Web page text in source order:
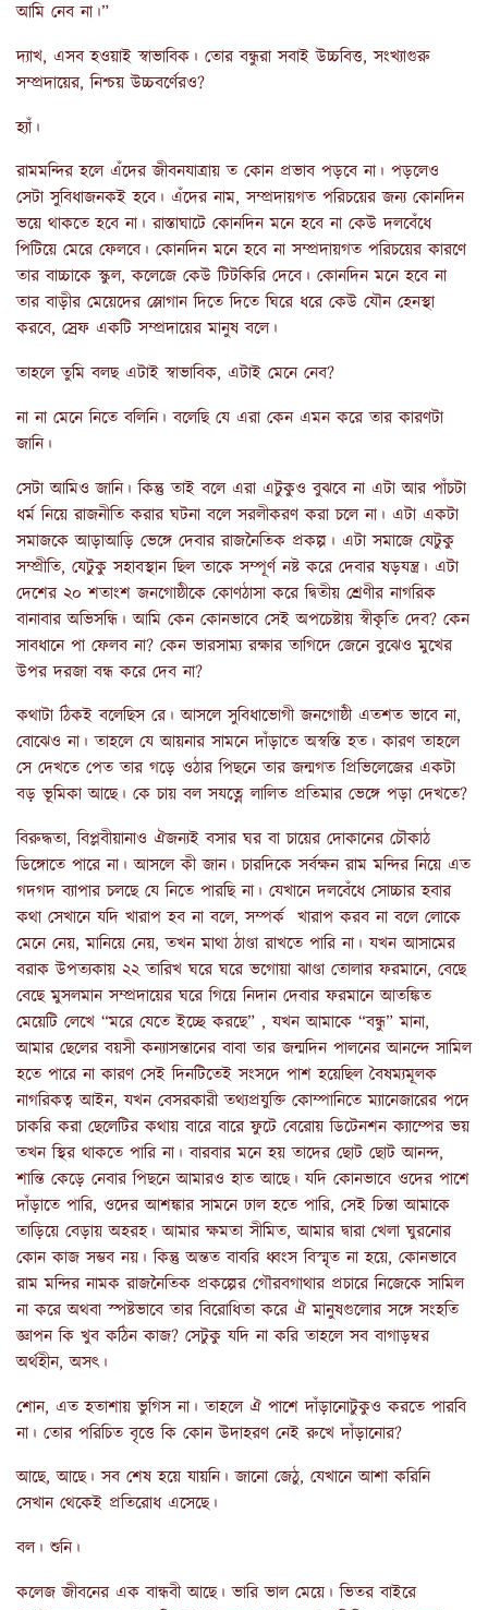
আমি নেব না।”
দ্যাখ, এসব হওয়াই স্বাভাবিক। তোর বন্ধুরা সবাই উচ্চবিত্ত, সংখ্যাগুরু
সম্প্রদায়ের, নিশ্চয় উচ্চবর্ণেরও?
হ্যাঁ।
রামমন্দির হলে এঁদের জীবনযাত্রায় ত কোন প্রভাব পড়বে না। পড়লেও
সেটা সুবিধাজনকই হবে। এঁদের নাম, সম্প্রদায়গত পরিচয়ের জন্য কোনদিন
ভয়ে থাকতে হবে না। রাস্তাঘাটে কোনদিন মনে হবে না কেউ দলবেঁধে
পিটিয়ে মেরে ফেলবে। কোনদিন মনে হবে না সম্প্রদায়গত পরিচয়ের কারণে
তার বাচ্চাকে স্কুল, কলেজে কেউ টিটকিরি দেবে। কোনদিন মনে হবে না
তার বাড়ীর মেয়েদের স্লোগান দিতে দিতে ঘিরে ধরে কেউ যৌন হেনস্থা
করবে, স্রেফ একটি সম্প্রদায়ের মানুষ বলে।
তাহলে তুমি বলছ এটাই স্বাভাবিক, এটাই মেনে নেব?
না না মেনে নিতে বলিনি। বলেছি যে এরা কেন এমন করে তার কারণটা
জানি।
সেটা আমিও জানি। কিন্তু তাই বলে এরা এটুকুও বুঝবে না এটা আর পাঁচটা
ধর্ম নিয়ে রাজনীতি করার ঘটনা বলে সরলীকরণ করা চলে না। এটা একটা
সমাজকে আড়াআড়ি ভেঙ্গে দেবার রাজনৈতিক প্রকল্প। এটা সমাজে যেটুকু
সম্প্রীতি, যেটুকু সহাবস্থান ছিল তাকে সম্পূর্ণ নষ্ট করে দেবার ষড়যন্ত্র। এটা
দেশের ২০ শতাংশ জনগোষ্ঠীকে কোণঠাসা করে দ্বিতীয় শ্রেণীর নাগরিক
বানাবার অভিসন্ধি। আমি কেন কোনভাবে সেই অপচেষ্টায় স্বীকৃতি দেব? কেন
সাবধানে পা ফেলব না? কেন ভারসাম্য রক্ষার তাগিদে জেনে বুঝেও মুখের
উপর দরজা বন্ধ করে দেব না?
কথাটা ঠিকই বলেছিস রে। আসলে সুবিধাভোগী জনগোষ্ঠী এতশত ভাবে না,
বোঝেও না। তাহলে যে আয়নার সামনে দাঁড়াতে অস্বস্তি হত। কারণ তাহলে
সে দেখতে পেত তার গড়ে ওঠার পিছনে তার জন্মগত প্রিভিলেজের একটা
বড় ভূমিকা আছে। কে চায় বল সযত্নে লালিত প্রতিমার ভেঙ্গে পড়া দেখতে?
বিরুদ্ধতা, বিপ্লবীয়ানাও ঐজন্যই বসার ঘর বা চায়ের দোকানের চৌকাঠ
ডিঙ্গোতে পারে না। আসলে কী জান। চারদিকে সর্বক্ষন রাম মন্দির নিয়ে এত
গদগদ ব্যাপার চলছে যে নিতে পারছি না। যেখানে দলবেঁধে সোচ্চার হবার
কথা সেখানে যদি খারাপ হব না বলে, সম্পর্ক খারাপ করব না বলে লোকে
মেনে নেয়, মানিয়ে নেয়, তখন মাথা ঠাণ্ডা রাখতে পারি না। যখন আসামের
বরাক উপত্যকায় ২২ তারিখ ঘরে ঘরে ভগোয়া ঝাণ্ডা তোলার ফরমানে, বেছে
বেছে মুসলমান সম্প্রদায়ের ঘরে গিয়ে নিদান দেবার ফরমানে আতঙ্কিত
মেয়েটি লেখে “মরে যেতে ইচ্ছে করছে” , যখন আমাকে “বন্ধু” মানা,
আমার ছেলের বয়সী কন্যাসন্তানের বাবা তার জন্মদিন পালনের আনন্দে সামিল
হতে পারে না কারণ সেই দিনটিতেই সংসদে পাশ হয়েছিল বৈষম্যমূলক
নাগরিকত্ব আইন, যখন বেসরকারী তথ্যপ্রযুক্তি কোম্পানিতে ম্যানেজারের পদে
চাকরি করা ছেলেটির কথায় বারে বারে ফুটে বেরোয় ডিটেনশন ক্যাম্পের ভয়
তখন স্থির থাকতে পারি না। বারবার মনে হয় তাদের ছোট ছোট আনন্দ,
শান্তি কেড়ে নেবার পিছনে আমারও হাত আছে। যদি কোনভাবে ওদের পাশে
দাঁড়াতে পারি, ওদের আশঙ্কার সামনে ঢাল হতে পারি, সেই চিন্তা আমাকে
তাড়িয়ে বেড়ায় অহরহ। আমার ক্ষমতা সীমিত, আমার দ্বারা খেলা ঘুরনোর
কোন কাজ সম্ভব নয়। কিন্তু অন্তত বাবরি ধ্বংস বিস্মৃত না হয়ে, কোনভাবে
রাম মন্দির নামক রাজনৈতিক প্রকল্পের গৌরবগাথার প্রচারে নিজেকে সামিল
না করে অথবা স্পষ্টভাবে তার বিরোধিতা করে ঐ মানুষগুলোর সঙ্গে সংহতি
জ্ঞাপন কি খুব কঠিন কাজ? সেটুকু যদি না করি তাহলে সব বাগাড়ম্বর
অর্থহীন, অসৎ।
শোন, এত হতাশায় ভুগিস না। তাহলে ঐ পাশে দাঁড়ানোটুকুও করতে পারবি
না। তোর পরিচিত বৃত্তে কি কোন উদাহরণ নেই রুখে দাঁড়ানোর?
আছে, আছে। সব শেষ হয়ে যায়নি। জানো জেঠু, যেখানে আশা করিনি
সেখান থেকেই প্রতিরোধ এসেছে।
বল। শুনি।
কলেজ জীবনের এক বান্ধবী আছে। ভারি ভাল মেয়ে। ভিতর বাইরে